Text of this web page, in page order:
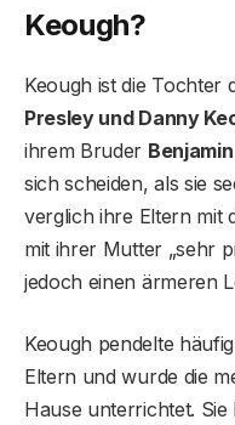
Keough?
Keough ist die Tochter
Presley und Danny
ihrem Bruder
sich scheiden, als sie
verglich ihre Eltern mit
mit ihrer Mutter „sehr
jedoch einen ärmeren
Keough pendelte
Eltern und wurde die
Hause unterrichtet.